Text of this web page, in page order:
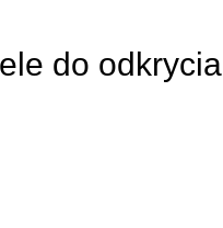
do odkrycia